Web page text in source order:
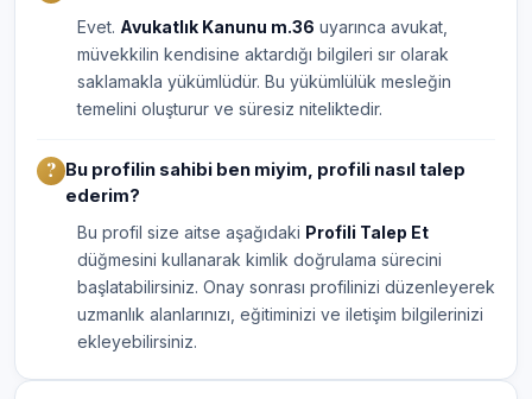
Evet. Avukatlık Kanunu m.36 uyarınca avukat,
müvekkilin kendisine aktardığı bilgileri sır olarak
saklamakla yükümlüdür. Bu yükümlülük mesleğin
temelini oluşturur ve süresiz niteliktedir.
Bu profilin sahibi ben miyim, profili nasıl talep
ederim?
Bu profil size aitse aşağıdaki Profili Talep Et
düğmesini kullanarak kimlik doğrulama sürecini
başlatabilirsiniz. Onay sonrası profilinizi düzenleyerek
uzmanlık alanlarınızı, eğitiminizi ve iletişim bilgilerinizi
ekleyebilirsiniz.